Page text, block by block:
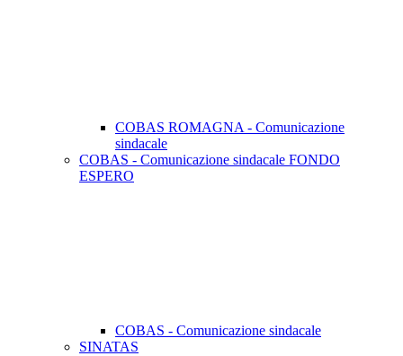
COBAS ROMAGNA - Comunicazione
sindacale
COBAS - Comunicazione sindacale FONDO
ESPERO
COBAS - Comunicazione sindacale
SINATAS